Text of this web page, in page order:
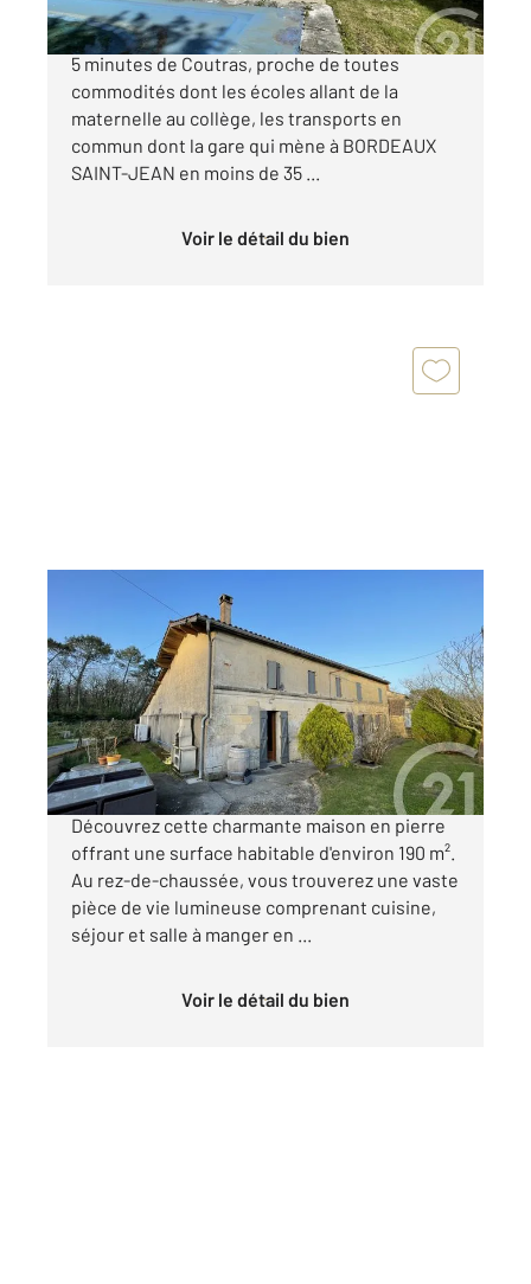
LAGORCE Jolie commune de Gironde située à
5 minutes de Coutras, proche de toutes
commodités dont les écoles allant de la
maternelle au collège, les transports en
commun dont la gare qui mène à BORDEAUX
SAINT-JEAN en moins de 35 ...
Voir le détail du bien
LAGORCE 33
, 5 pièces
Ref : 15256
Maison à vendre
220 000 €
Maison en pierre avec terrain de 4300 m².
Découvrez cette charmante maison en pierre
offrant une surface habitable d'environ 190 m².
Au rez-de-chaussée, vous trouverez une vaste
pièce de vie lumineuse comprenant cuisine,
séjour et salle à manger en ...
Voir le détail du bien